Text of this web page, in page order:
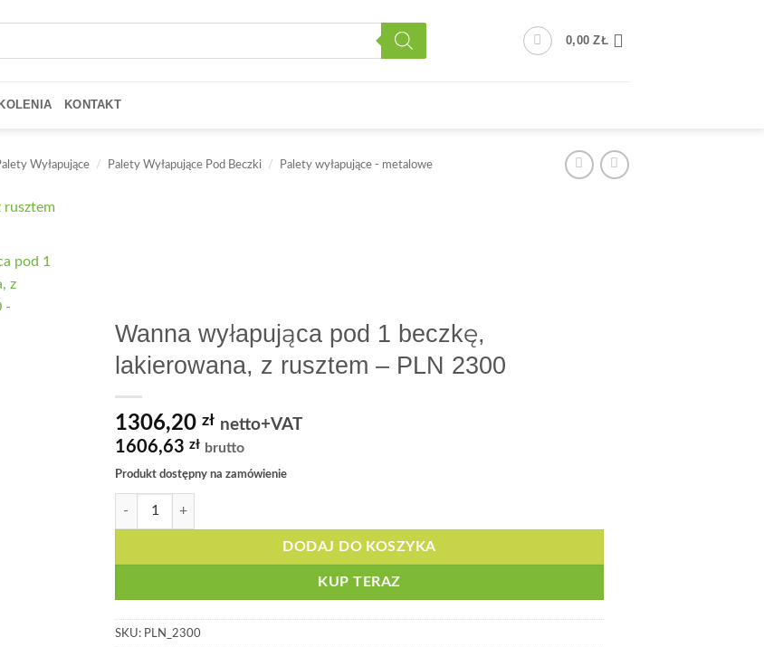
0,00ZŁ
KONTAKT
Wyłapujące / Palety Wyłapujące Pod Beczki / Palety wyłapujące - metalowe
Wanna wyłapująca pod 1 beczkę,
lakierowana, z rusztem – PLN 2300
1306,20 zł netto+VAT
1606,63 zł brutto
Produkt dostępny na zamówienie
ilość Wanna wyłapująca pod 1 beczkę, lakierowana, z rusztem - PLN 2300
DODAJ DO KOSZYKA
KUP TERAZ
SKU: PLN_2300